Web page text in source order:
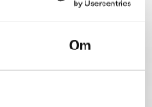
Om
som du
och skrift samt